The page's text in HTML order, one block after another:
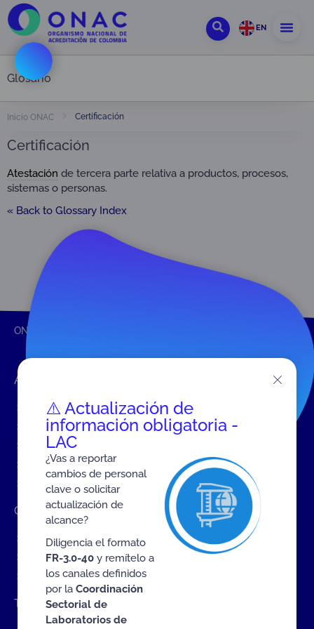
EN
Glosario
Inicio ONAC Certificación
Certificación
Atestación de tercera parte relativa a productos, procesos,
sistemas o personas.
« Back to Glossary Index
ONAC
Accesos rápidos
Eventos
Tarifas MIT
Servicios de ONAC
Acredítate con ONAC
Documentos
Contratación de Bienes y Servicios
Contratación de bienes y servicios
Procesos en curso
Contratos vigentes
Trabaje con nosotros
⚠️ Actualización de
información obligatoria -
LAC
¿Vas a reportar
cambios de personal
clave o solicitar
actualización de
alcance?
Diligencia el formato
FR-3.0-40y remítelo a
los canales definidos
por la Coordinación
Sectorial de
Laboratorios de